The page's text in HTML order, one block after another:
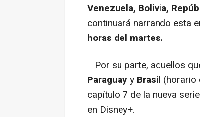
Venezuela, Bolivia,
continuará narrando esta
horas del martes.
Por su parte, aquellos
Paraguayy Brasil (horario
capítulo 7 de la nueva
en Disney+.